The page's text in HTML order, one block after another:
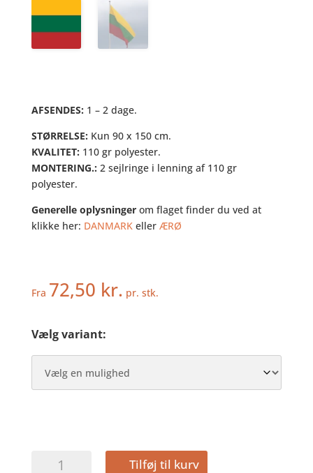
AFSENDES: 1 – 2 dage.
STØRRELSE: Kun 90 x 150 cm.
KVALITET: 110 gr polyester.
MONTERING.: 2 sejlringe i lenning af 110 gr
polyester.
Generelle oplysningerom flaget finder du ved at
klikke her: DANMARKeller ÆRØ
Fra 72,50 kr. pr. stk.
Vælg variant:
Tilføj til kurv